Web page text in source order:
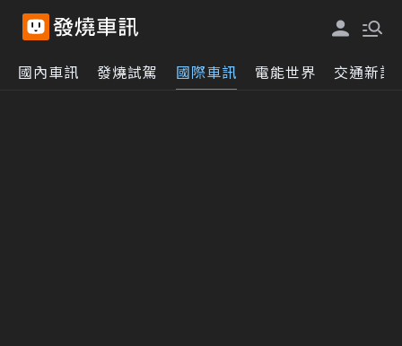
國內車訊 發燒試駕 國際車訊 電能世界 交通新訊